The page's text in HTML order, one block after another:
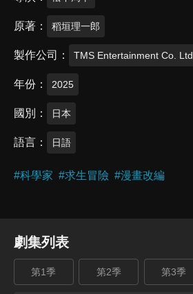
原著 稻垣理一郎
製作公司 TMS Entertainment Co. Ltd.
年份 2025
國別 日本
語言 日語
#科學家 #求生冒險 #漫畫改編
劇集列表
第1季 第2季 第3季